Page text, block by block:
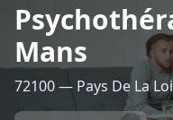
Mans
72100 — Pays De La